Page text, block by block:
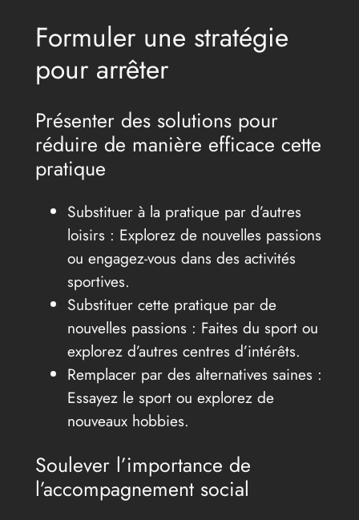
Formuler une stratégie
pour arrêter
Présenter des solutions pour
réduire de manière efficace cette
pratique
Substituer à la pratique par d’autres
loisirs : Explorez de nouvelles passions
ou engagez-vous dans des activités
sportives.
Substituer cette pratique par de
nouvelles passions : Faites du sport ou
explorez d’autres centres d’intérêts.
Remplacer par des alternatives saines :
Essayez le sport ou explorez de
nouveaux hobbies.
Soulever l’importance de
l’accompagnement social